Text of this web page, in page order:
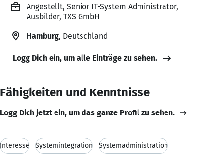
Angestellt, Senior IT-System Administrator,
Ausbilder, TXS GmbH
Hamburg, Deutschland
Logg Dich ein, um alle Einträge zu sehen.
Fähigkeiten und Kenntnisse
Logg Dich jetzt ein, um das ganze Profil zu sehen.
Interesse Systemintegration Systemadministration